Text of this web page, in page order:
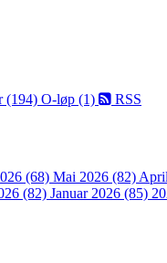
(194) O-løp (1) RSS
(68) Mai 2026 (82)
(82) Januar 2026 (85)